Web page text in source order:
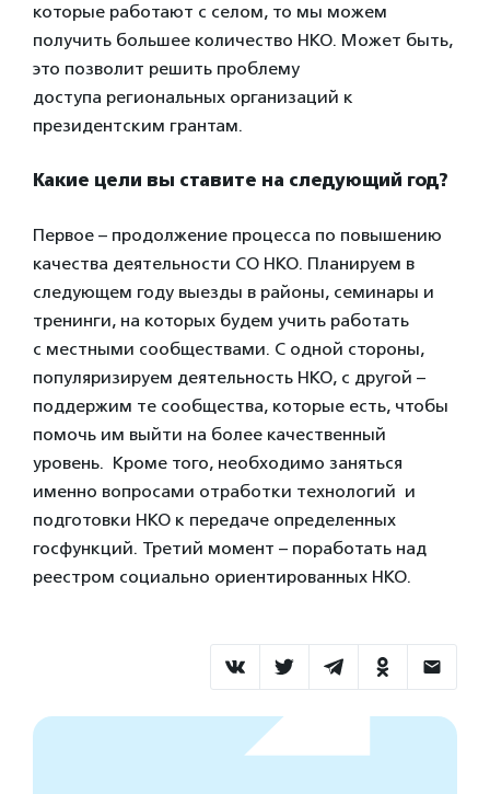
которые работают с селом, то мы можем
получить большее количество НКО. Может быть,
это позволит решить проблему
доступа региональных организаций к
президентским грантам.
Какие цели вы ставите на следующий год?
Первое – продолжение процесса по повышению
качества деятельности СО НКО. Планируем в
следующем году выезды в районы, семинары и
тренинги, на которых будем учить работать
с местными сообществами. С одной стороны,
популяризируем деятельность НКО, с другой –
поддержим те сообщества, которые есть, чтобы
помочь им выйти на более качественный
уровень. Кроме того, необходимо заняться
именно вопросами отработки технологий и
подготовки НКО к передаче определенных
госфункций. Третий момент – поработать над
реестром социально ориентированных НКО.